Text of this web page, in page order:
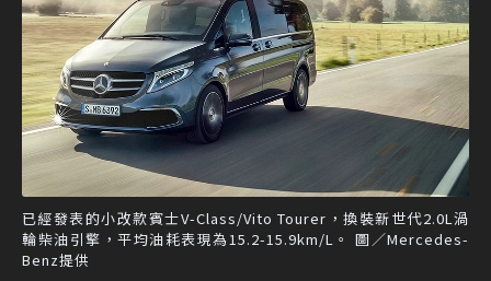
已經發表的小改款賓士V-Class/Vito Tourer，換裝新世代2.0L渦
輪柴油引擎，平均油耗表現為15.2-15.9km/L。 圖／Mercedes-
Benz提供